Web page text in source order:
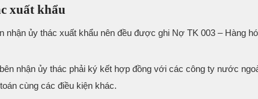
xuất khẩu
ủy thác xuất khẩu nên đều được ghi Nợ TK 003 – Hàng
nhận ủy thác phải ký kết hợp đồng với các công ty nước
cùng các điều kiện khác.